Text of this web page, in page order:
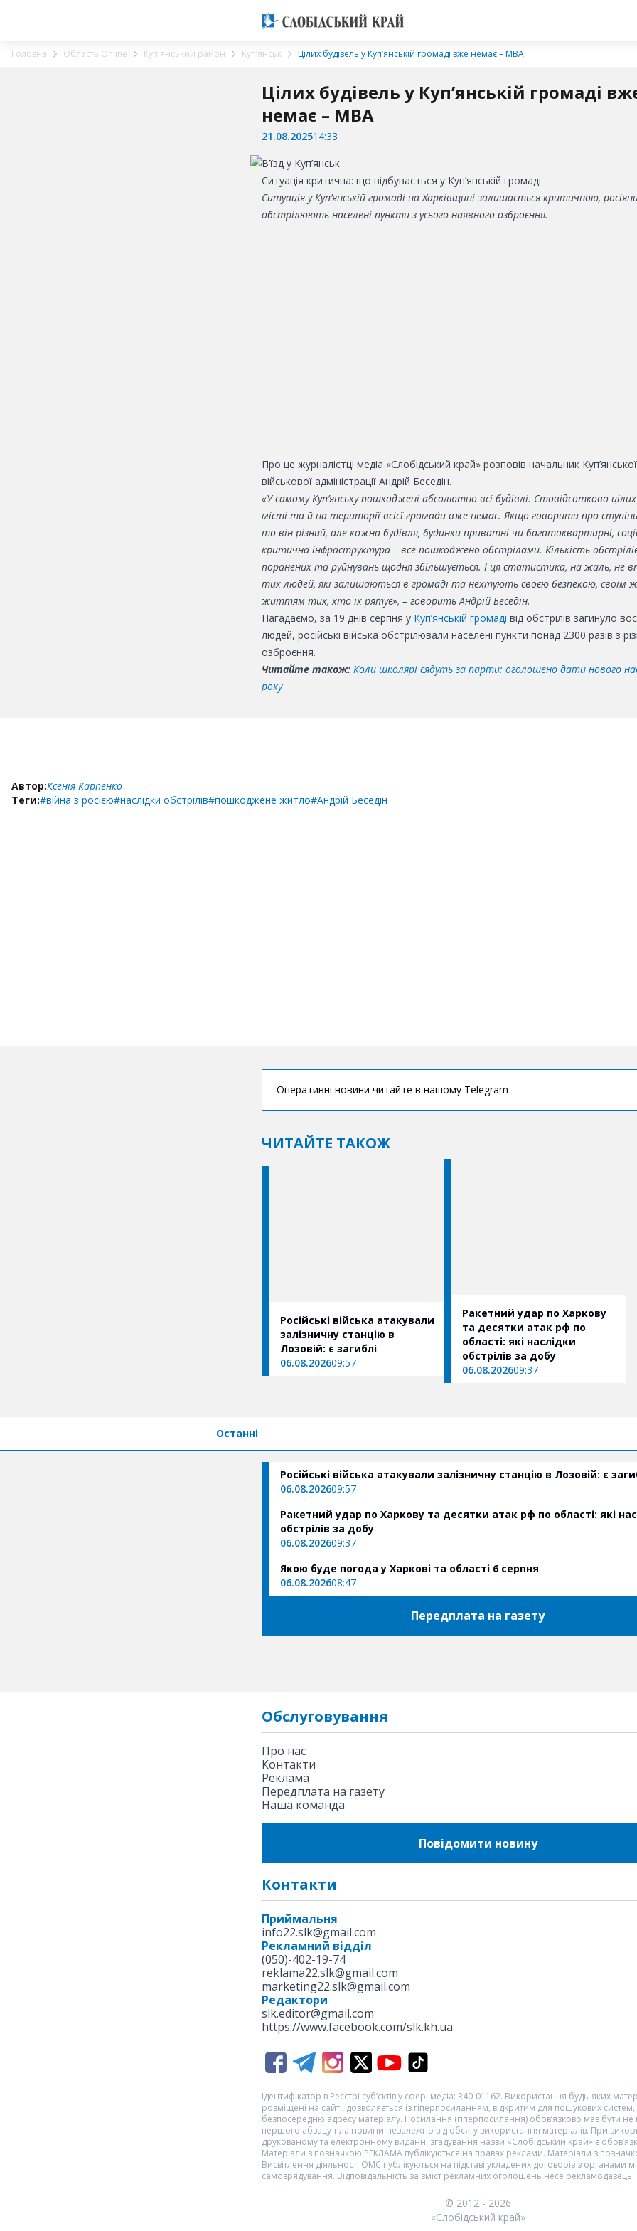
Головна Область Online Куп'янський район Куп’янськ Цілих будівель у Куп’янській громаді вже немає – МВА
Цілих будівель у Куп’янській громаді
немає – МВА
21.08.202514:33
Ситуація критична: що відбувається у Куп’янській громаді
Ситуація у Куп’янській громаді на Харківщині залишається критичною,
обстрілюють населені пункти з усього наявного озброєння.
Про це журналістці медіа «Слобідський край» розповів начальник
військової адміністрації Андрій Беседін.
«У самому Куп’янську пошкоджені абсолютно всі будівлі. Стовідсотково цілих
місті та й на території всієї громади вже немає. Якщо говорити про
то він різний, але кожна будівля, будинки приватні чи багатоквартирні,
критична інфраструктура – все пошкоджено обстрілами. Кількість
поранених та руйнувань щодня збільшується. І ця статистика, на жаль, не
тих людей, які залишаються в громаді та нехтують своєю безпекою,
життям тих, хто їх рятує», – говорить Андрій Беседін.
Нагадаємо, за 19 днів серпня у Куп’янській громаді від обстрілів загинуло
людей, російські війська обстрілювали населені пункти понад 2300 разів з
озброєння.
Читайте також: Коли школярі сядуть за парти: оголошено дати нового
року
Автор:Ксенія Карпенко
Теги:#війна з росією#наслідки обстрілів#пошкоджене житло#Андрій Беседін
Оперативні новини читайте в нашому Telegram
ЧИТАЙТЕ ТАКОЖ
Російські війська атакували
залізничну станцію в
Лозовій: є загиблі
06.08.202609:57
Ракетний удар по Харкову
та десятки атак рф по
області: які наслідки
обстрілів за добу
06.08.202609:37
Останні
Російські війська атакували залізничну станцію в Лозовій: є
06.08.202609:57
Ракетний удар по Харкову та десятки атак рф по області: які
обстрілів за добу
06.08.202609:37
Якою буде погода у Харкові та області 6 серпня
06.08.202608:47
Передплата на газету
Обслуговування
Про нас
Контакти
Реклама
Передплата на газету
Наша команда
Повідомити новину
Контакти
Приймальня
info22.slk@gmail.com
Рекламний відділ
(050)-402-19-74
reklama22.slk@gmail.com
marketing22.slk@gmail.com
Редактори
slk.editor@gmail.com
https://www.facebook.com/slk.kh.ua
Ідентифікатор в Реєстрі суб’єктів у сфері медіа: R40-01162. Використання будь-яких
розміщені на сайті, дозволяється із гіперпосиланням, відкритим для пошукових
безпосередню адресу матеріалу. Посилання (гіперпосилання) обов’язково має бути
першого абзацу тіла новини незалежно від обсягу використання матеріалів. При
друкованому та електронному виданні згадування назви «Слобідський край» є
Матеріали з позначкою РЕКЛАМА публікуються на правах реклами. Матеріали з
Висвітлення діяльності ОМС публікуються на підставі укладених договорів з органами
самоврядування. Відповідальність за зміст рекламних оголошень несе рекламодавець.
© 2012 - 2026
«Слобідський край»